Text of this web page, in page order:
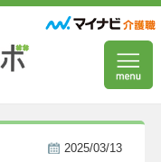
2025/03/13